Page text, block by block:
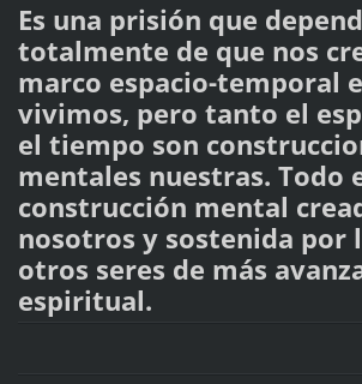
Es una prisión que
totalmente de que nos
marco espacio-temporal
vivimos, pero tanto el
el tiempo son
mentales nuestras. Todo
construcción mental
nosotros y sostenida por
otros seres de más
espiritual.